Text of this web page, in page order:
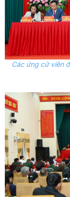
Các ứng cử viên